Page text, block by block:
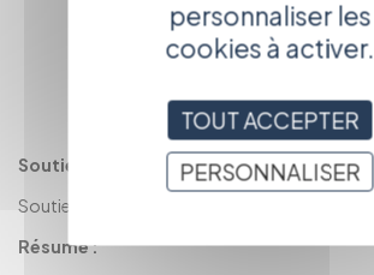
Soutiens :
Soutien de la Région Bourgogne.
Résumé :
personnaliser les
cookies à activer.
TOUT ACCEPTER
PERSONNALISER